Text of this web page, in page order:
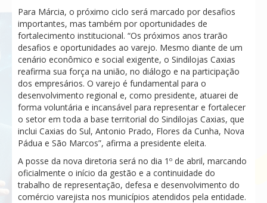
Para Márcia, o próximo ciclo será marcado por desafios
importantes, mas também por oportunidades de
fortalecimento institucional. “Os próximos anos trarão
desafios e oportunidades ao varejo. Mesmo diante de um
cenário econômico e social exigente, o Sindilojas Caxias
reafirma sua força na união, no diálogo e na participação
dos empresários. O varejo é fundamental para o
desenvolvimento regional e, como presidente, atuarei de
forma voluntária e incansável para representar e fortalecer
o setor em toda a base territorial do Sindilojas Caxias, que
inclui Caxias do Sul, Antonio Prado, Flores da Cunha, Nova
Pádua e São Marcos”, afirma a presidente eleita.
A posse da nova diretoria será no dia 1º de abril, marcando
oficialmente o início da gestão e a continuidade do
trabalho de representação, defesa e desenvolvimento do
comércio varejista nos municípios atendidos pela entidade.